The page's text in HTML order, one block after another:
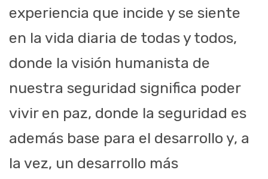
experiencia que incide y se siente
en la vida diaria de todas y todos,
donde la visión humanista de
nuestra seguridad significa poder
vivir en paz, donde la seguridad es
además base para el desarrollo y, a
la vez, un desarrollo más